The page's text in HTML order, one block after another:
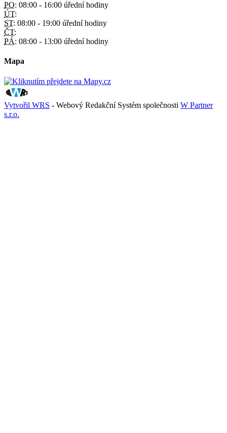
PO: 08:00 - 16:00 úřední hodiny
ÚT:
ST: 08:00 - 19:00 úřední hodiny
ČT:
PÁ: 08:00 - 13:00 úřední hodiny
Mapa
Vytvořil WRS - Webový Redakční Systém společnosti W Partner
s.r.o.